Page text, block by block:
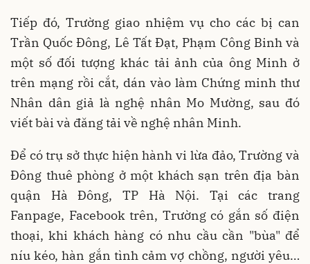
Tiếp đó, Trường giao nhiệm vụ cho các bị can
Trần Quốc Đông, Lê Tất Đạt, Phạm Công Binh và
một số đối tượng khác tải ảnh của ông Minh ở
trên mạng rồi cắt, dán vào làm Chứng minh thư
Nhân dân giả là nghệ nhân Mo Mường, sau đó
viết bài và đăng tải về nghệ nhân Minh.
Để có trụ sở thực hiện hành vi lừa đảo, Trường và
Đông thuê phòng ở một khách sạn trên địa bàn
quận Hà Đông, TP Hà Nội. Tại các trang
Fanpage, Facebook trên, Trường có gắn số điện
thoại, khi khách hàng có nhu cầu cần "bùa" để
níu kéo, hàn gắn tình cảm vợ chồng, người yêu…